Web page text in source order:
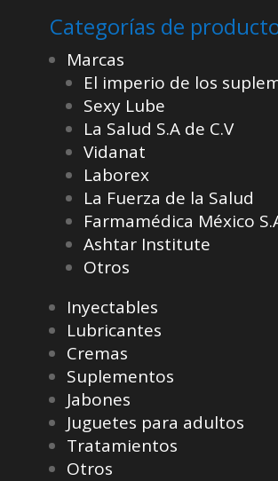
Categorías de
Marcas
El imperio de los
Sexy Lube
La Salud S.A de C.V
Vidanat
Laborex
La Fuerza de la Salud
Farmamédica México
Ashtar Institute
Otros
Inyectables
Lubricantes
Cremas
Suplementos
Jabones
Juguetes para adultos
Tratamientos
Otros